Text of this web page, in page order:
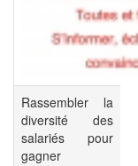
Rassembler la
diversité des
salariés pour
gagner